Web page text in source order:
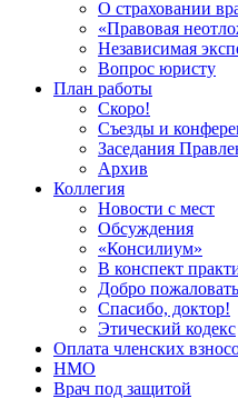
О страховании
«Правовая
Независимая
Вопрос юристу
План работы
Скоро!
Съезды и
Заседания
Архив
Коллегия
Новости с мест
Обсуждения
«Консилиум»
В конспект
Добро
Спасибо, доктор!
Этический кодекс
Оплата членских
НМО
Врач под защитой